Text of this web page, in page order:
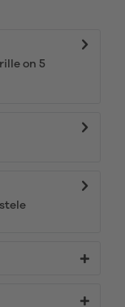
on 5